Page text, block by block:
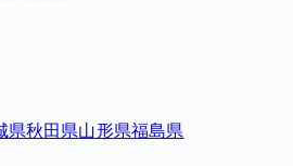
県秋田県山形県福島県